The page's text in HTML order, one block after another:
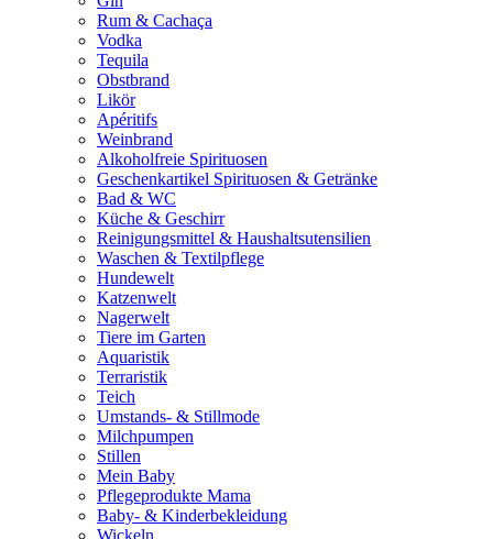
Rum & Cachaça
Vodka
Tequila
Obstbrand
Likör
Apéritifs
Weinbrand
Alkoholfreie Spirituosen
Geschenkartikel Spirituosen & Getränke
Bad & WC
Küche & Geschirr
Reinigungsmittel & Haushaltsutensilien
Waschen & Textilpflege
Hundewelt
Katzenwelt
Nagerwelt
Tiere im Garten
Aquaristik
Terraristik
Teich
Umstands- & Stillmode
Milchpumpen
Stillen
Mein Baby
Pflegeprodukte Mama
Baby- & Kinderbekleidung
Wickeln